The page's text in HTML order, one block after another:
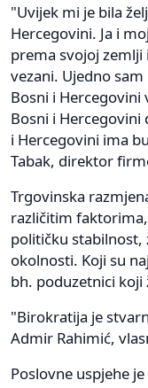
"Uvijek mi je bila
Hercegovini. Ja i
prema svojoj
vezani. Ujedno
Bosni i
Bosni i Hercegovini
i Hercegovini ima
Tabak, direktor
Trgovinska
različitim
političku
okolnosti. Koji su
bh. poduzetnici koji
"Birokratija je
Admir Rahimić,
Poslovne uspjehe